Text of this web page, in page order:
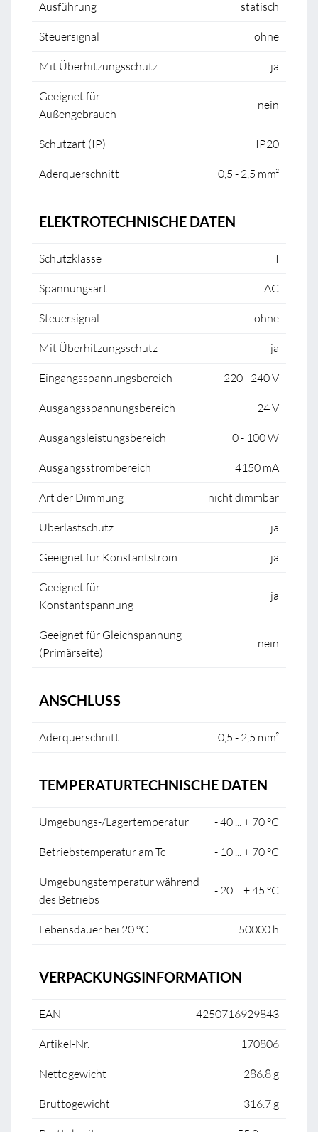
Ausführung statisch
Steuersignal ohne
Mit Überhitzungsschutz ja
Geeignet für
Außengebrauch
nein
Schutzart (IP) IP20
Aderquerschnitt 0,5 - 2,5 mm²
ELEKTROTECHNISCHE DATEN
Schutzklasse I
Spannungsart AC
Steuersignal ohne
Mit Überhitzungsschutz ja
Eingangsspannungsbereich 220 - 240 V
Ausgangsspannungsbereich 24 V
Ausgangsleistungsbereich 0 - 100 W
Ausgangsstrombereich 4150 mA
Art der Dimmung nicht dimmbar
Überlastschutz ja
Geeignet für Konstantstrom ja
Geeignet für
Konstantspannung
ja
Geeignet für Gleichspannung
(Primärseite)
nein
ANSCHLUSS
Aderquerschnitt 0,5 - 2,5 mm²
TEMPERATURTECHNISCHE DATEN
Umgebungs-/Lagertemperatur - 40 ... + 70 °C
Betriebstemperatur am Tc - 10 ... + 70 °C
Umgebungstemperatur während
des Betriebs
- 20 ... + 45 °C
Lebensdauer bei 20 °C 50000 h
VERPACKUNGSINFORMATION
EAN 4250716929843
Artikel-Nr. 170806
Nettogewicht 286.8 g
Bruttogewicht 316.7 g